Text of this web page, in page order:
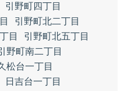
引野町四丁目
引野町北二丁目
目
引野町北五丁目
野町南二丁目
松台一丁目
日吉台一丁目